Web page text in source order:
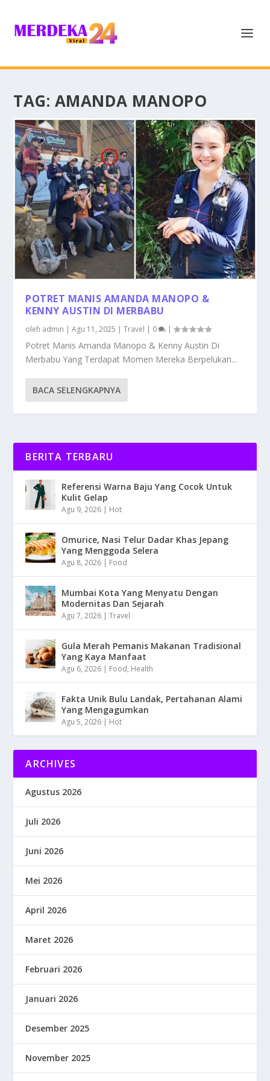
TAG: AMANDA MANOPO
POTRET MANIS AMANDA MANOPO &
KENNY AUSTIN DI MERBABU
oleh admin |Agu 11, 2025 |Travel | 0 |
Potret Manis Amanda Manopo & Kenny Austin Di
Merbabu Yang Terdapat Momen Mereka Berpelukan...
BACA SELENGKAPNYA
BERITA TERBARU
Referensi Warna Baju Yang Cocok Untuk
Kulit Gelap
Agu 9, 2026 | Hot
Omurice, Nasi Telur Dadar Khas Jepang
Yang Menggoda Selera
Agu 8, 2026 | Food
Mumbai Kota Yang Menyatu Dengan
Modernitas Dan Sejarah
Agu 7, 2026 |Travel
Gula Merah Pemanis Makanan Tradisional
Yang Kaya Manfaat
Agu 6, 2026 | Food, Health
Fakta Unik Bulu Landak, Pertahanan Alami
Yang Mengagumkan
Agu 5, 2026 | Hot
ARCHIVES
Agustus 2026
Juli 2026
Juni 2026
Mei 2026
April 2026
Maret 2026
Februari 2026
Januari 2026
Desember 2025
November 2025